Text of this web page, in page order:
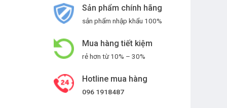
Sản phẩm chính hãng
sản phẩm nhập khẩu 100%
Mua hàng tiết kiệm
rẻ hơn từ 10% – 30%
Hotline mua hàng
096 1918487